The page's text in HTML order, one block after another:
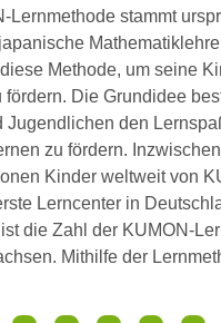
Lernmethode stammt
Methode, um seine
fördern. Die Grundidee
Jugendlichen den
zu fördern.
Kinder weltweit von
Lerncenter in
die Zahl der KUMON-
Mithilfe der